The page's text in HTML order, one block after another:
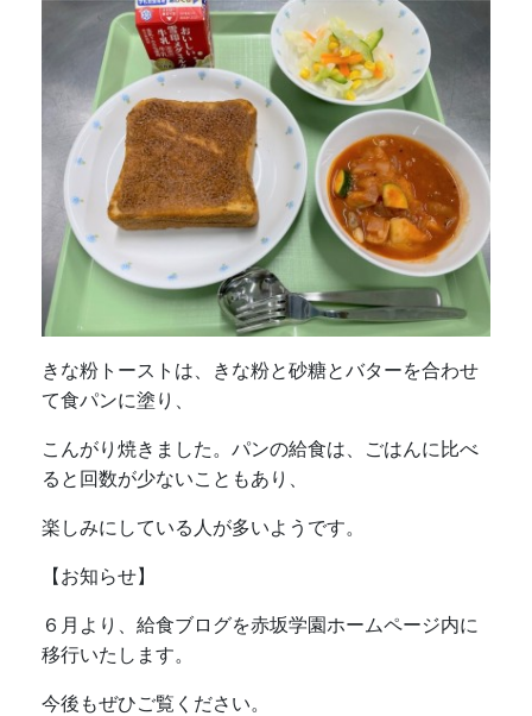
きな粉トーストは、きな粉と砂糖とバターを合わせ
て食パンに塗り、
こんがり焼きました。パンの給食は、ごはんに比べ
ると回数が少ないこともあり、
楽しみにしている人が多いようです。
【お知らせ】
６月より、 給食ブログを赤坂学園ホームページ内に
移行いたします。
今後もぜひご覧ください。